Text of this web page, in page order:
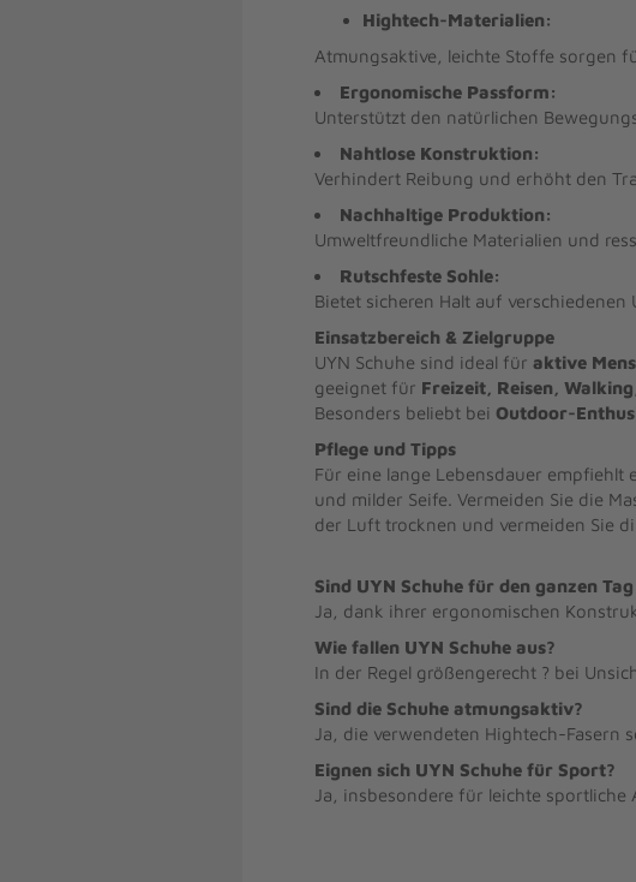
Hightech-Materialien:
Atmungsaktive, leichte Stoffe sorgen
Ergonomische Passform:
Unterstützt den natürlichen
Nahtlose Konstruktion:
Verhindert Reibung und erhöht den
Nachhaltige Produktion:
Umweltfreundliche Materialien und
Rutschfeste Sohle:
Bietet sicheren Halt auf verschiedenen
Einsatzbereich & Zielgruppe
UYN Schuhe sind ideal für aktive
geeignet für Freizeit, Reisen,
Besonders beliebt bei Outdoor-
Pflege und Tipps
Für eine lange Lebensdauer empfiehlt
und milder Seife. Vermeiden Sie die
der Luft trocknen und vermeiden Sie
Sind UYN Schuhe für den ganzen
Ja, dank ihrer ergonomischen
Wie fallen UYN Schuhe aus?
In der Regel größengerecht ? bei
Sind die Schuhe atmungsaktiv?
Ja, die verwendeten Hightech-Fasern
Eignen sich UYN Schuhe für Sport?
Ja, insbesondere für leichte